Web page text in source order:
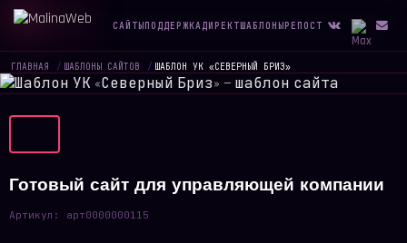
САЙТЫПОДДЕРЖКА ДИРЕКТШАБЛОНЫРЕПОСТ
ГЛАВНАЯ / ШАБЛОНЫ САЙТОВ / ШАБЛОН УК «СЕВЕРНЫЙ БРИЗ»
Готовый сайт для управляющей компании
Артикул: арт0000000115